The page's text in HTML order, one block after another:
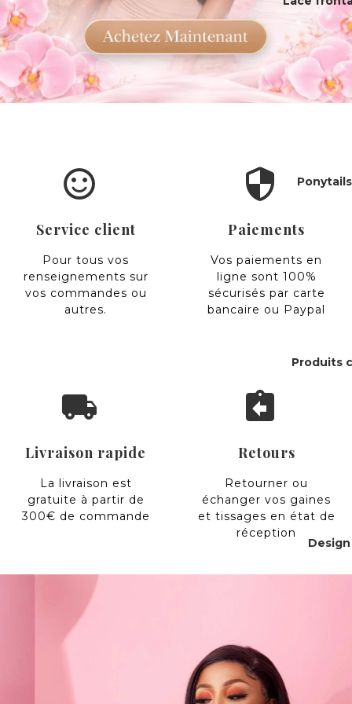
Produits
sentiment_satisfied_alt
Service client
Pour tous vos
renseignements sur
vos commandes ou
autres.
security
Paiements
Vos paiements en
ligne sont 100%
sécurisés par carte
bancaire ou Paypal
local_shipping
Livraison rapide
La livraison est
gratuite à partir de
300€ de commande
assignment_return
Retours
Retourner ou
échanger vos gaines
et tissages en état de
réception